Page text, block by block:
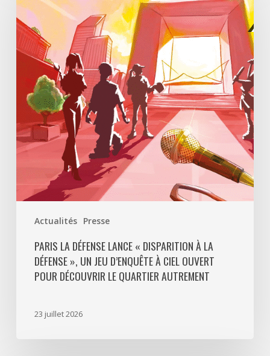
Actualités Presse
Défense
lance
«
Disparition
Défense
un
jeu
d’enquête
à
ciel
découvrir
quartier
PARIS LA DÉFENSE LANCE « DISPARITION À LA
DÉFENSE », UN JEU D’ENQUÊTE À CIEL OUVERT
POUR DÉCOUVRIR LE QUARTIER AUTREMENT
23 juillet 2026